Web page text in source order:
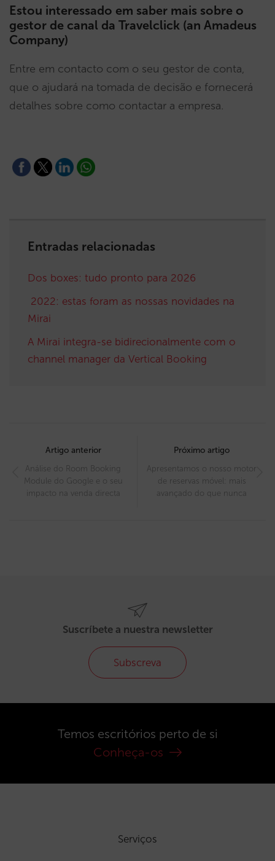
Estou interessado em saber mais sobre o
gestor de canal da Travelclick (an Amadeus
Company)
Entre em contacto com o seu gestor de conta,
que o ajudará na tomada de decisão e fornecerá
detalhes sobre como contactar a empresa.
Entradas relacionadas
Dos boxes: tudo pronto para 2026
2022: estas foram as nossas novidades na
Mirai
A Mirai integra-se bidirecionalmente com o
channel manager da Vertical Booking
navigation
Artigo anterior
Análise do Room Booking
Module do Google e o seu
impacto na venda directa
Próximo artigo
Apresentamos o nosso motor
de reservas móvel: mais
avançado do que nunca
Suscríbete a nuestra newsletter
Subscreva
Temos escritórios perto de si
Conheça-os
Serviços